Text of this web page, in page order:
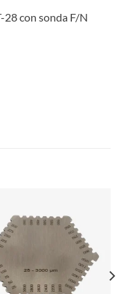
28 con sonda F/N